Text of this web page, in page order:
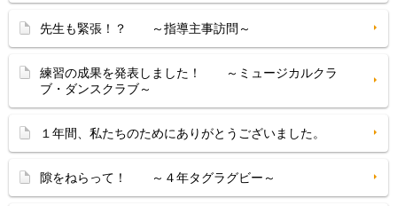
先生も緊張！？ ～指導主事訪問～
練習の成果を発表しました！ ～ミュージカルクラ
ブ・ダンスクラブ～
１年間、私たちのためにありがとうございました。
隙をねらって！ ～４年タグラグビー～